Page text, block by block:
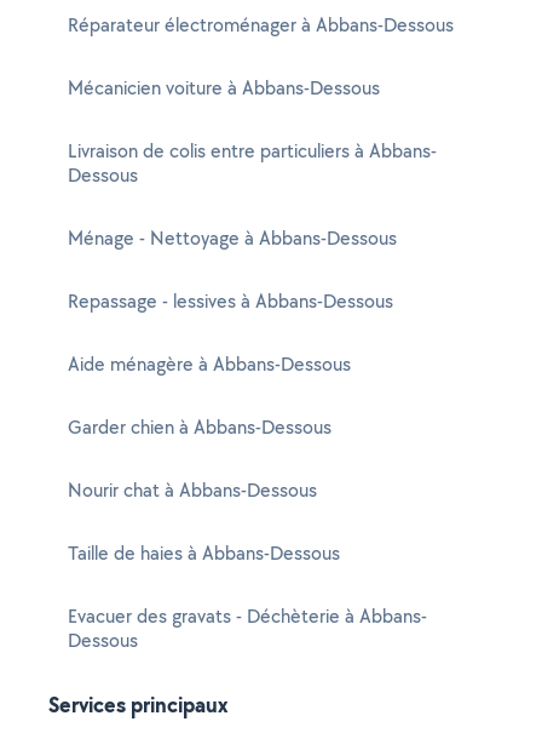
Réparateur électroménager à Abbans-Dessous
Mécanicien voiture à Abbans-Dessous
Livraison de colis entre particuliers à Abbans-
Dessous
Ménage - Nettoyage à Abbans-Dessous
Repassage - lessives à Abbans-Dessous
Aide ménagère à Abbans-Dessous
Garder chien à Abbans-Dessous
Nourir chat à Abbans-Dessous
Taille de haies à Abbans-Dessous
Evacuer des gravats - Déchèterie à Abbans-
Dessous
Services principaux